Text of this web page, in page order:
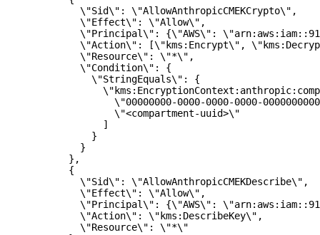
        \"
Sid\" : \"AllowAnthropicCMEKCrypto\" ,
        \"
Effect\" : \"Allow\" ,
        \"
Principal\" : {\"AWS\" : \"
        \"
Action\" : [\" kms:Encrypt\" , \"
        \"
Resource\" : \"*\" ,
        \"
Condition\" : {
          \"
StringEquals\" : {
            \"
              \"
00000000-0000-0000-0000-
              \"
<compartment-uuid>\"
            ]
          }
        }
      },
      {
        \"
Sid\" : \"AllowAnthropicCMEKDescribe\" ,
        \"
Effect\" : \"Allow\" ,
        \"
Principal\" : {\"AWS\" : \"
        \"
Action\" : \" kms:DescribeKey\" ,
        \"
Resource\" : \"*\"